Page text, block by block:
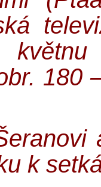
180
k